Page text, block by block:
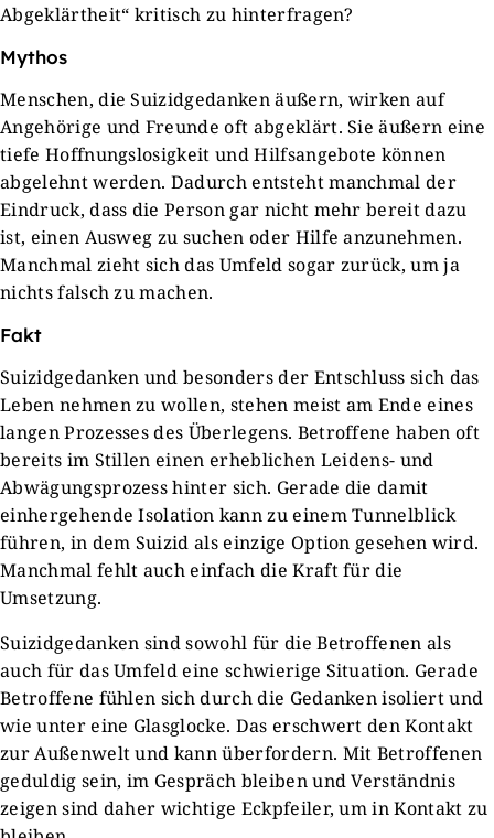
Abgeklärtheit“ kritisch zu hinterfragen?
Mythos
Menschen, die Suizidgedanken äußern, wirken auf
Angehörige und Freunde oft abgeklärt. Sie äußern eine
tiefe Hoffnungslosigkeit und Hilfsangebote können
abgelehnt werden. Dadurch entsteht manchmal der
Eindruck, dass die Person gar nicht mehr bereit dazu
ist, einen Ausweg zu suchen oder Hilfe anzunehmen.
Manchmal zieht sich das Umfeld sogar zurück, um ja
nichts falsch zu machen.
Fakt
Suizidgedanken und besonders der Entschluss sich das
Leben nehmen zu wollen, stehen meist am Ende eines
langen Prozesses des Überlegens. Betroffene haben oft
bereits im Stillen einen erheblichen Leidens- und
Abwägungsprozess hinter sich. Gerade die damit
einhergehende Isolation kann zu einem Tunnelblick
führen, in dem Suizid als einzige Option gesehen wird.
Manchmal fehlt auch einfach die Kraft für die
Umsetzung.
Suizidgedanken sind sowohl für die Betroffenen als
auch für das Umfeld eine schwierige Situation. Gerade
Betroffene fühlen sich durch die Gedanken isoliert und
wie unter eine Glasglocke. Das erschwert den Kontakt
zur Außenwelt und kann überfordern. Mit Betroffenen
geduldig sein, im Gespräch bleiben und Verständnis
zeigen sind daher wichtige Eckpfeiler, um in Kontakt zu